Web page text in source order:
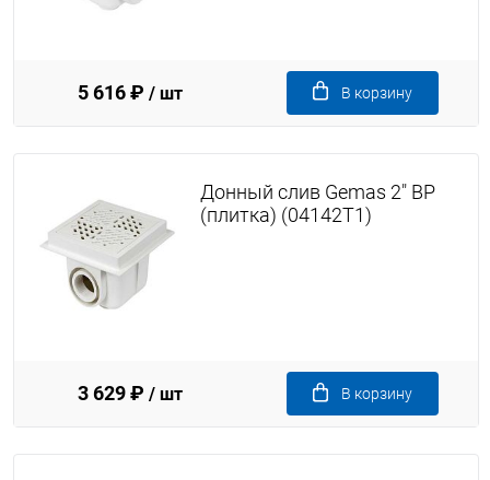
5 616 ₽ / шт В корзину
Донный слив Gemas 2" ВР
(плитка) (04142T1)
3 629 ₽ / шт В корзину